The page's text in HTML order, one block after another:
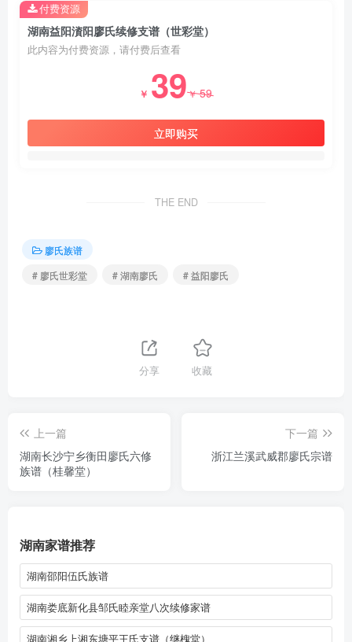
湖南益阳澬阳廖氏续修支谱（世彩堂）
此内容为付费资源，请付费后查看
￥ 39￥59
立即购买
付费资源
THE END
廖氏族谱
# 廖氏世彩堂
# 湖南廖氏 # 益阳廖氏
分享 收藏
上一篇
湖南长沙宁乡衡田廖氏六修
族谱（桂馨堂）
下一篇
浙江兰溪武威郡廖氏宗谱
湖南家谱推荐
湖南邵阳伍氏族谱
湖南娄底新化县邹氏睦亲堂八次续修家谱
湖南湘乡上湘东塘平王氏支谱（继槐堂）